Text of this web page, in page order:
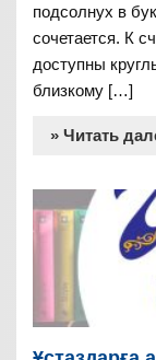
подсолнух в
сочетается. К
доступны
близкому […]
» Читать